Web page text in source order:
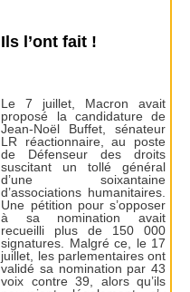
Ils l’ont fait !
Le 7 juillet, Macron avait
proposé la candidature de
Jean-Noël Buffet, sénateur
LR réactionnaire, au poste
de Défenseur des droits
suscitant un tollé général
d’une soixantaine
d’associations humanitaires.
Une pétition pour s’opposer
à sa nomination avait
recueilli plus de 150 000
signatures. Malgré ce, le 17
juillet, les parlementaires ont
validé sa nomination par 43
voix contre 39, alors qu’ils